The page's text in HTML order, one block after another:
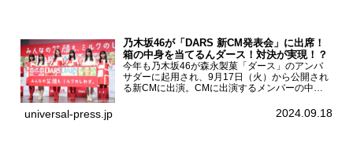
乃木坂46が「DARS 新CM発表会」に出席！
箱の中身を当てるんダース！対決が実現！？
今年も乃木坂46が森永製菓「ダース」のアンバ
サダーに起用され、9月17日（火）から公開され
る新CMに出演。CMに出演するメンバーの中か
一ノ瀬美空、菅原咲月が都内にて開催された
universal-press.jp 2024.09.18